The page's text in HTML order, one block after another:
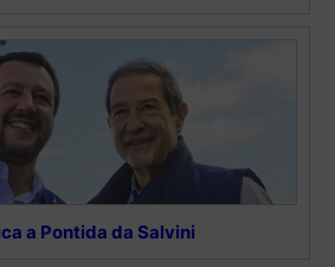
a Pontida da Salvini